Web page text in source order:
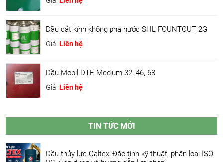
Dầu cắt kính không pha nước SHL FOUNTCUT 2G
Giá: Liên hệ
Dầu Mobil DTE Medium 32, 46, 68
Giá: Liên hệ
TIN TỨC MỚI
Dầu thủy lực Caltex: Đặc tính kỹ thuật, phân loại ISO